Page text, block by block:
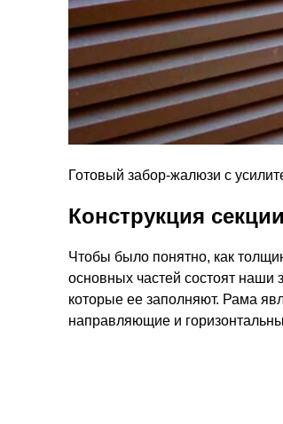
Готовый забор-жалюзи с
Конструкция секции
Чтобы было понятно, как
основных частей состоят наши
которые ее заполняют. Рама
направляющие и